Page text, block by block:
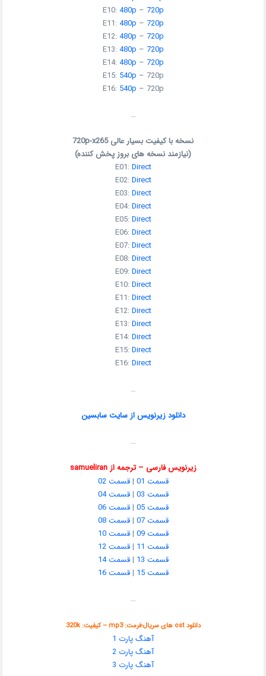
E10:480p – 720p
E11:480p – 720p
E12:480p – 720p
E13:480p – 720p
E14:480p – 720p
E15: 540p – 720p
E16: 540p – 720p
…
نسخه با کیفیت بسیار عالی 720p-x265
(نیازمند نسخه های بروز پخش کننده)
E01:Direct
E02:Direct
E03:Direct
E04:Direct
E05:Direct
E06:Direct
E07:Direct
E08:Direct
E09:Direct
E10:Direct
E11:Direct
E12:Direct
E13:Direct
E14:Direct
E15:Direct
E16:Direct
…
دانلود زیرنویس از سایت سابسین
…
زیرنویس فارسی – ترجمه از samueliran
قسمت 01
|قسمت 02
قسمت 03
|قسمت 04
قسمت 05
|قسمت 06
قسمت 07
|قسمت 08
قسمت 09
|قسمت 10
قسمت 11
|قسمت 12
قسمت 13
|قسمت 14
قسمت 15
|قسمت 16
…
دانلود ost های سریال-فرمت: mp3 – کیفیت: 320k
آهنگ پارت 1
آهنگ پارت 2
آهنگ پارت 3